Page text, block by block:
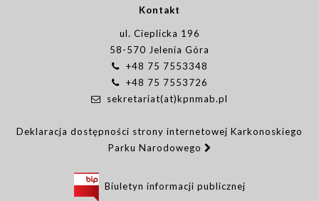
Kontakt
ul. Cieplicka 196
58-570 Jelenia Góra
+48 75 7553348
+48 75 7553726
sekretariat(at)kpnmab.pl
Deklaracja dostępności strony internetowej Karkonoskiego
Parku Narodowego
Biuletyn informacji publicznej